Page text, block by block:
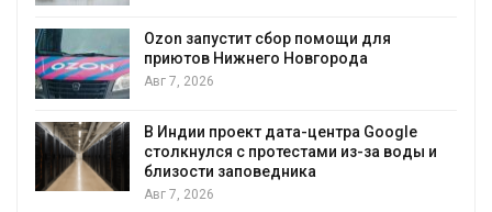
Ozon запустит сбор помощи для
приютов Нижнего Новгорода
Авг 7, 2026
В Индии проект дата-центра Google
столкнулся с протестами из-за воды и
близости заповедника
Авг 7, 2026